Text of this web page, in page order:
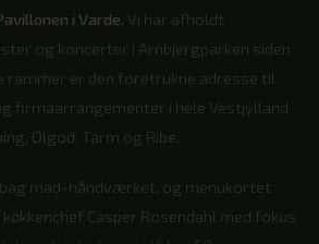
i Varde. Vi har afholdt
og koncerter i Arnbjergparken siden
rammer er den foretrukne adresse til
firmaarrangementer i hele Vestjylland
Ølgod, Tarm og Ribe.
mad-håndværket, og menukortet
Casper Rosendahl med fokus